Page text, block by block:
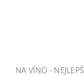
NA VÍNO -